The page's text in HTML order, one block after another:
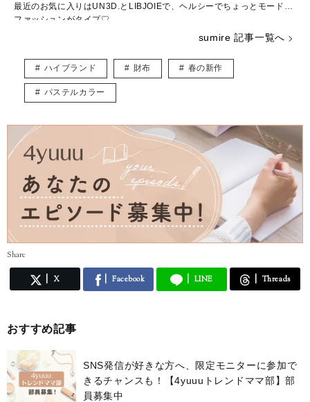
最近のお気に入りはUN3D.とLIBJOIEで、ヘルシーでちょっとモードな
ファッションがタイプ♡
普段はWEBライター兼パーソナルスタイリストとして活動中。
取り入れたコーデ術を日々研究・発信しています。
★インスタ
https://www.instagram.com/_sumirey__/
sumire 記事一覧へ
ハイブランド 財布 春の新作
パステルカラー
Share
X Facebook LINE Threads
おすすめ記事
SNS発信が好きな方へ、限定モニターに参加で
きるチャンスも！【4yuuuトレンドママ部】部
員募集中